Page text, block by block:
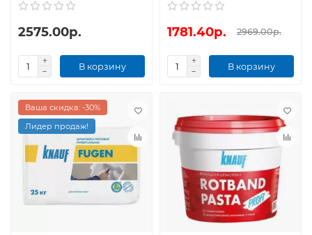
2575.00р.
В корзину
1781.40р. 2969.00р.
В корзину
Ваша скидка: -30%
Лидер продаж!